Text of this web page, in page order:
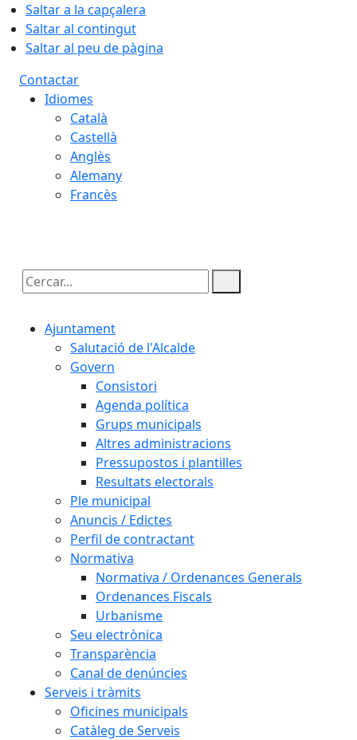
Saltar a la capçalera
Saltar al contingut
Saltar al peu de pàgina
Contactar
Idiomes
Català
Castellà
Anglès
Alemany
Francès
Cercar:
Ajuntament
Salutació de l'Alcalde
Govern
Consistori
Agenda política
Grups municipals
Altres administracions
Pressupostos i plantilles
Resultats electorals
Ple municipal
Anuncis / Edictes
Perfil de contractant
Normativa
Normativa / Ordenances Generals
Ordenances Fiscals
Urbanisme
Seu electrònica
Transparència
Canal de denúncies
Serveis i tràmits
Oficines municipals
Catàleg de Serveis